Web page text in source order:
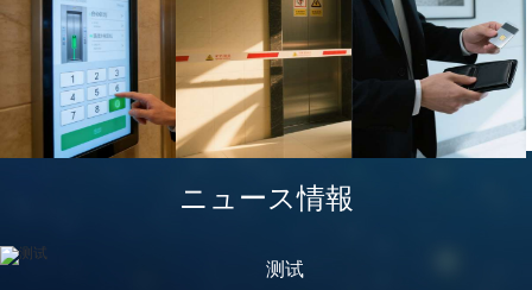
ニュース情報
测试